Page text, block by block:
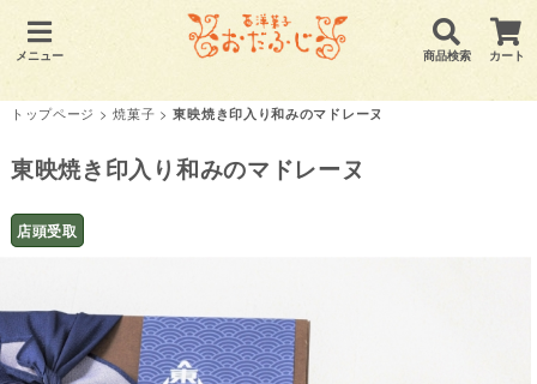
メニュー 商品検索 カート
トップページ >焼菓子 >東映焼き印入り和みのマドレーヌ
東映焼き印入り和みのマドレーヌ
店頭受取